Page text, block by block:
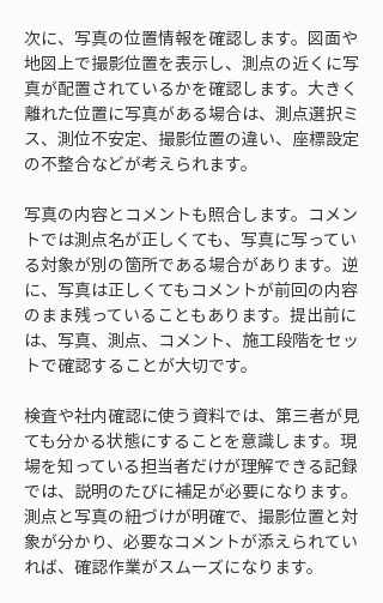
次に、写真の位置情報を確認します。図面や
地図上で撮影位置を表示し、測点の近くに写
真が配置されているかを確認します。大きく
離れた位置に写真がある場合は、測点選択ミ
ス、測位不安定、撮影位置の違い、座標設定
の不整合などが考えられます。
写真の内容とコメントも照合します。コメン
トでは測点名が正しくても、写真に写ってい
る対象が別の箇所である場合があります。逆
に、写真は正しくてもコメントが前回の内容
のまま残っていることもあります。提出前に
は、写真、測点、コメント、施工段階をセッ
トで確認することが大切です。
検査や社内確認に使う資料では、第三者が見
ても分かる状態にすることを意識します。現
場を知っている担当者だけが理解できる記録
では、説明のたびに補足が必要になります。
測点と写真の紐づけが明確で、撮影位置と対
象が分かり、必要なコメントが添えられてい
れば、確認作業がスムーズになります。